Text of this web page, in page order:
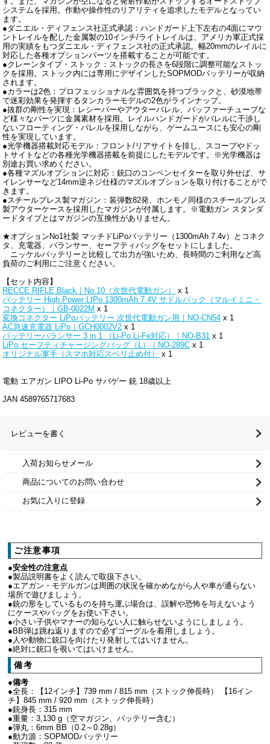
システムを採用。作動や操作性のリアリティを追求したモデルとなってい
ます。
●ダニエル・ディフェンス社正式承認：ハンドガード上下左右の4面にマウ
ントレイルを配した金属製の10インチ/ライトレイルは、アメリカ軍正式採
用の実績をもつダニエル・ディフェンス社の正式承認。幅20mmのレイルに
対応した各種オプションパーツを搭載することが可能です。
●クレーンタイプ・ストック：ストックの長さを6段階に調整可能なストッ
クを採用。ストック内には専用にデザインしたSOPMODバッテリーが収納
されます。
●カラーは2色：プロフェッショナルな雰囲気を持つブラックと、砂漠地帯
で迷彩効果を発揮するタンカラーモデルの2色がラインナップ。
●抜群の剛性を実現：レシーバーやアウターバレル、バッファーチューブな
ど様々なパーツに金属素材を採用。レイルハンドガードがバレルに干渉し
ないフローティング・バレルを採用しながら、ゲームユースにも安心の剛
性を実現しています。
●光学機器搭載対応モデル：フロント/リアサイトを排し、スコープやドッ
トサイトなどの各種光学機器搭載を前提にしたモデルです。※光学機器は
別途お買い求めください。
●各種マズルオプションに対応：銃口のコンペンセイターを取り外せば、サ
イレンサーなど14mm逆ネジ仕様のマズルオプションを取り付けることがで
きます。
●スチールプレス製マガジン：装弾数82発、ホンモノ同様のスチールプレス
製アウターケースを採用したマガジンが付属します。※電動ガン スタンダ
ードタイプとはマガジンの互換性がありません。
★オプションNo1社製 マッチドLiPoバッテリー（1300mAh 7.4v）とコネク
タ、充電器、バランサー、セーフティバッグをセットにしました。
ニッケルバッテリーと比較して出力が強いため、長時間のご利用など高
負荷のご利用にご注意ください。
【セット内容】
RECCE RIFLE Black｜No.10（次世代電動ガン）
x 1
バッテリー High Power LIPo 1300mAh 7.4V サドルパック（マルイミニ・
コネクター）｜GB-0022M x 1
変換コネクター LiPoバッテリー 次世代電動ガン用｜NO-CN54 x 1
AC急速充電器 LiPo｜GCH0002V2 x 1
バッテリーバランサー 3 in 1 （Li-Po.Li-Fe対応）｜NO-B31 x 1
LiPo セーフティチャージングバッグ（L）｜NO-289C x 1
オリジナル軍手（スマホ対応スベリ止め付）
x 1
電動 エアガン LIPO Li-Po サバゲー 銃 18歳以上
JAN 4589765717683
レビューを書く
入荷お知らせメール
商品についてのお問い合わせ
お気に入りに登録
ご注意事項
●安全性の注意点
●製品説明書をよく読んで取扱下さい。
●エアガン・モデルガンは周囲の状況を確かめながら人や車が通らない
場所で遊びましょう。
●銃の形をしているものを持ち運ぶ場合は、誤解や恐怖を与えないよう
にケースやバッグをお使い下さい。
●小さい子供やマナーの知らない人に触らせないようにしましょう。
●BB弾は跳ね返りますので必ずゴーグルを着用しましょう。
●人や動物に銃口を向けたり発射してはいけません。
●絶対に銃口を覗いてはいけません。
備考
●備考
●全長：【12インチ】739 mm / 815 mm（ストック伸長時） 【16イン
チ】845 mm / 920 mm（ストック伸長時）
●銃身長：315 mm
●重量：3,130 g（空マガジン、バッテリー含む）
●弾丸：6mm BB（0.2～0.28g）
●動力源：SOPMODバッテリー